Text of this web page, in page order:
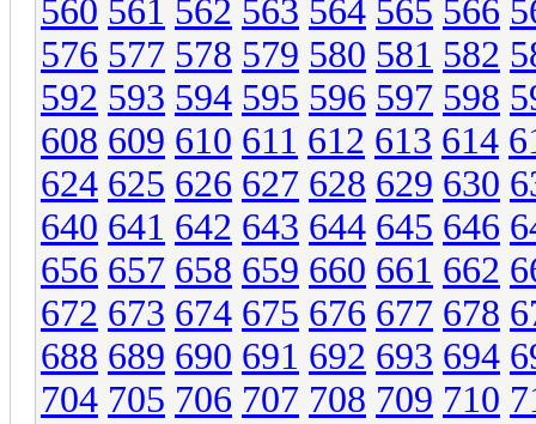
560 561 562 563 564 565 566
576 577 578 579 580 581 582
592 593 594 595 596 597 598
608 609 610 611 612 613 614
624 625 626 627 628 629 630
640 641 642 643 644 645 646
656 657 658 659 660 661 662
672 673 674 675 676 677 678
688 689 690 691 692 693 694
704 705 706 707 708 709 710